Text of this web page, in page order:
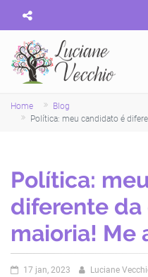
Home
Blog
Política: meu candidato é
Política:
diferente da
maioria! Me
17 jan, 2023 Luciane